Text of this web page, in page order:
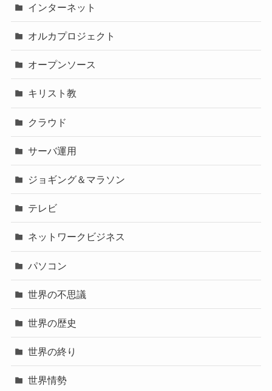
インターネット
オルカプロジェクト
オープンソース
キリスト教
クラウド
サーバ運用
ジョギング＆マラソン
テレビ
ネットワークビジネス
パソコン
世界の不思議
世界の歴史
世界の終り
世界情勢